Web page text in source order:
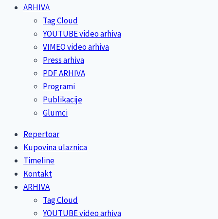
ARHIVA
Tag Cloud
YOUTUBE video arhiva
VIMEO video arhiva
Press arhiva
PDF ARHIVA
Programi
Publikacije
Glumci
Repertoar
Kupovina ulaznica
Timeline
Kontakt
ARHIVA
Tag Cloud
YOUTUBE video arhiva